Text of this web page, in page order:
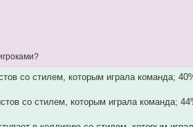
со стилем, которым играла команда;
со стилем, которым играла команда;